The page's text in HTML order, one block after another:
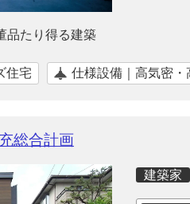
品たり得る建築
住宅 仕様設備｜高気密・
総合計画
建築家